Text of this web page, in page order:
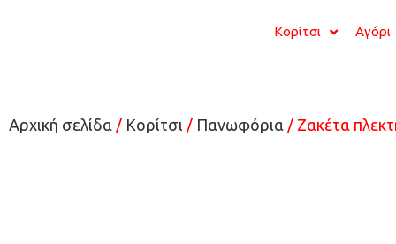
Κορίτσι Αγόρι
Αρχική σελίδα / Κορίτσι / Πανωφόρια / Ζακέτα